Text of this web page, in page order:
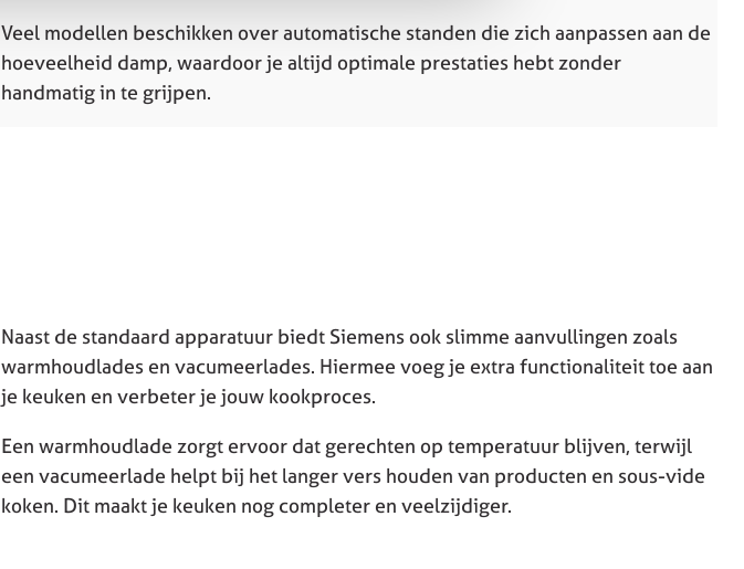
Veel modellen beschikken over automatische standen die zich aanpassen aan de
hoeveelheid damp, waardoor je altijd optimale prestaties hebt zonder
handmatig in te grijpen.
Naast de standaard apparatuur biedt Siemens ook slimme aanvullingen zoals
warmhoudlades en vacumeerlades. Hiermee voeg je extra functionaliteit toe aan
je keuken en verbeter je jouw kookproces.
Een warmhoudlade zorgt ervoor dat gerechten op temperatuur blijven, terwijl
een vacumeerlade helpt bij het langer vers houden van producten en sous-vide
koken. Dit maakt je keuken nog completer en veelzijdiger.